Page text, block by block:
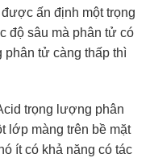
ấn định một trọng
độ sâu mà phân tử có
phân tử càng thấp thì
trọng lượng phân
lớp màng trên bề mặt
ít có khả năng có tác